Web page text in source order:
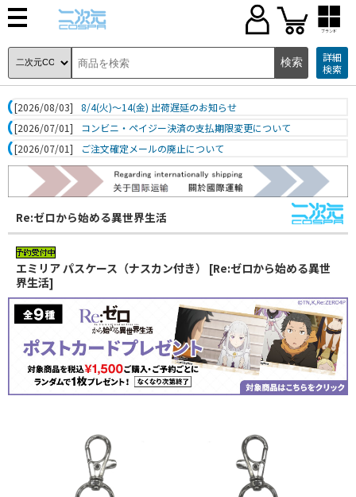
ブランド
詳細
検索
[2026/08/03]
8/4(火)～14(金) 出荷遅延のお知らせ
[2026/07/01]
コンビニ・ペイジー決済の支払期限変更について
[2026/07/01]
ご注文確定メールの廃止について
Re:ゼロから始める異世界生活
エミリア パスケース（ナスカン付き） [Re:ゼロから始める異世
界生活]